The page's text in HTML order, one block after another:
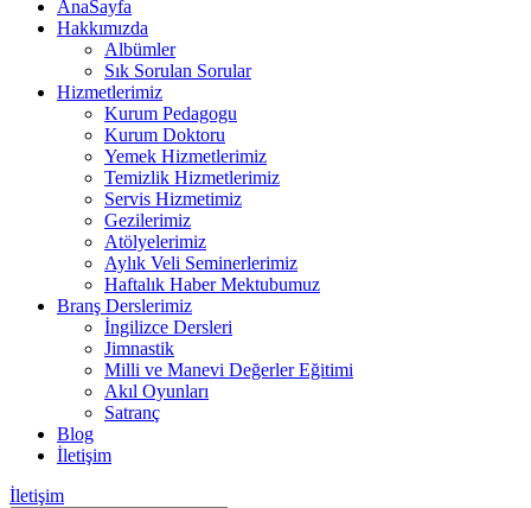
AnaSayfa
Hakkımızda
Albümler
Sık Sorulan Sorular
Hizmetlerimiz
Kurum Pedagogu
Kurum Doktoru
Yemek Hizmetlerimiz
Temizlik Hizmetlerimiz
Servis Hizmetimiz
Gezilerimiz
Atölyelerimiz
Aylık Veli Seminerlerimiz
Haftalık Haber Mektubumuz
Branş Derslerimiz
İngilizce Dersleri
Jimnastik
Milli ve Manevi Değerler Eğitimi
Akıl Oyunları
Satranç
Blog
İletişim
İletişim